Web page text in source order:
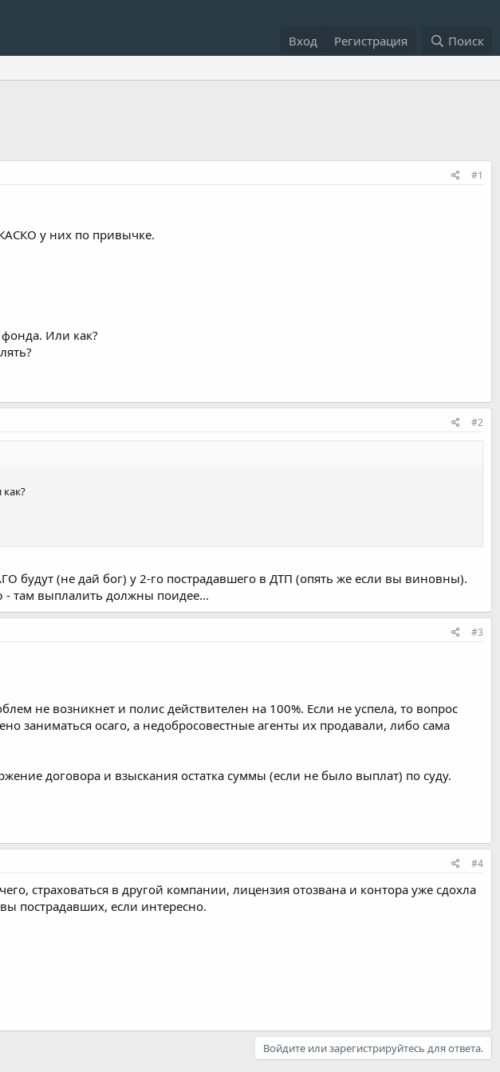
Вход Регистрация Поиск
#1
у них по привычке.
Или как?
#2
будут (не дай бог) у 2-го пострадавшего в ДТП (опять же если вы виновны).
- там выплалить должны поидее...
#3
не возникнет и полис действителен на 100%. Если не успела, то вопрос
заниматься осаго, а недобросовестные агенты их продавали, либо сама
договора и взыскания остатка суммы (если не было выплат) по суду.
#4
страховаться в другой компании, лицензия отозвана и контора уже сдохла
пострадавших, если интересно.
Войдите или зарегистрируйтесь для ответа.